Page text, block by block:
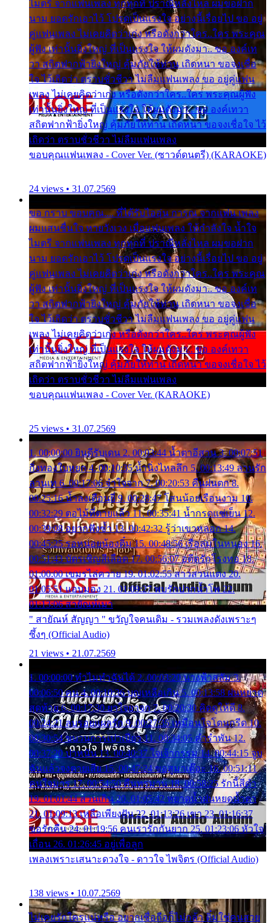
ไมตรี จากแฟนเพลง ทุกทุกที่ ปราณีหลั่งไหล ผมขอฝาก
นาม ยอดรักเอาไว้ โปรดเป็นแรงใจ อย่างนี้เรื่อยไป ขอ อยู่
คู่แฟนเพลง ไม่เคยคิดว่าเก่ง หรือดังกว่าใคร..ใคร พระคุณ
ผู้ฟัง เท่านั้นยิ่งใหญ่ ที่เป็นแรงใจ ให้ผมดังมา.. ขอ องค์เท
วา สถิตฟากฟ้ายิ่งใหญ่ คุ้มภัยให้ท่าน เถิดหนา ขอจงเชื่อ
ใจ ไว้เถิดว่า ตราบชั่วชีวา ไม่ลืมแฟนเพลง ขอ อยู่คู่แฟน
เพลง ไม่เคยคิดว่าเก่ง หรือดังกว่าใคร..ใคร พระคุณผู้ฟัง
เท่านั้นยิ่งใหญ่ ที่เป็นแรงใจ ให้ผมดังมา.. ขอ องค์เทวา
สถิตฟากฟ้ายิ่งใหญ่ คุ้มภัยให้ท่าน เถิดหนา ขอจงเชื่อใจ ไว้
เถิดว่า ตราบชั่วชีวา ไม่ลืมแฟนเพลง
ขอบคุณแฟนเพลง - Cover Ver. (ซาวด์ดนตรี) (KARAOKE)
24 views • 31.07.2569
ขอ กราบ ขอบคุณ.... ที่ได้รับไออุ่น การุณ จากแฟน เพลง
ผมแสนชื่นใจ หายวังเวง เมื่อแฟนเพลง ให้กำลังใจ น้ำใจ
ไมตรี จากแฟนเพลง ทุกทุกที่ ปราณีหลั่งไหล ผมขอฝาก
นาม ยอดรักเอาไว้ โปรดเป็นแรงใจ อย่างนี้เรื่อยไป ขอ อยู่
คู่แฟนเพลง ไม่เคยคิดว่าเก่ง หรือดังกว่าใคร..ใคร พระคุณ
ผู้ฟัง เท่านั้นยิ่งใหญ่ ที่เป็นแรงใจ ให้ผมดังมา.. ขอ องค์เท
วา สถิตฟากฟ้ายิ่งใหญ่ คุ้มภัยให้ท่าน เถิดหนา ขอจงเชื่อ
ใจ ไว้เถิดว่า ตราบชั่วชีวา ไม่ลืมแฟนเพลง ขอ อยู่คู่แฟน
เพลง ไม่เคยคิดว่าเก่ง หรือดังกว่าใคร..ใคร พระคุณผู้ฟัง
เท่านั้นยิ่งใหญ่ ที่เป็นแรงใจ ให้ผมดังมา.. ขอ องค์เทวา
สถิตฟากฟ้ายิ่งใหญ่ คุ้มภัยให้ท่าน เถิดหนา ขอจงเชื่อใจ ไว้
เถิดว่า ตราบชั่วชีวา ไม่ลืมแฟนเพลง
ขอบคุณแฟนเพลง - Cover Ver. (KARAOKE)
25 views • 31.07.2569
1. 00:00:00 ยินดีรับเดน 2. 00:03:44 น้ำตาอีสาน 3. 00:07:51
กิ่งทองใบหยก 4. 00:10:35 น้ำนิ่งไหลลึก 5. 00:13:49 ลานรัก
ลานเท 6. 00:17:06 จำใจจาก 7. 00:20:53 คืนฝนตก 8.
00:25:16 น้ำลงเดือนยี่ 9. 00:28:47 โสนน้อยเรือนงาม 10.
00:32:29 ตอไม้ที่ตายแล้ว 11. 00:35:41 น้ำกรดแช่เย็น 12.
00:39:08 อยากฟังซ้ำ 13. 00:42:32 รู้ว่าเขาหลอก 14.
00:45:25 รอหน่อยน้องติ๋ม 15. 00:48:56 เรือล่มในหนอง 16.
00:51:43 บัตรเชิญสีเลือด 17. 00:56:07 อดีตรักโรงทอ 18.
01:00:00 เขมรไล่ควาย 19. 01:02:55 สาวสวนแตง 20.
01:05:51 แอบมอง 21. 01:09:27 พบรักปากน้ำโพ 22.
01:13:06 สายัณห์เมา
" สายัณห์ สัญญา " ขวัญใจคนเดิม - รวมเพลงดังเพราะๆ
ซึ้งๆ (Official Audio)
21 views • 21.07.2569
1. 00:00:00 ทำไมทำฉันได้ 2. 00:03:20 นางฟ้าสลัม 3.
00:06:50 คน 4. 00:10:36 บุญเหลือเกิน 5. 00:13:58 ฝนหยาด
สุดท้าย 6. 00:17:30 ยาใจยาจก 7. 00:20:30 คิดดูให้ดี 8.
00:24:21 ลบรอยแผลรัก 9. 00:27:35 เหมือนใจโดนกรีด 10.
00:30:54 ขบวนการเปาเปียว 11. 00:34:05 คำรำพัน 12.
00:37:20 ปาหนัน 13. 00:40:37 ใจเจ้ากรรม 14. 00:44:15 จูบ
ฉันแล้วจงตายเสีย 15. 00:47:24 ขอสูมาเต๊อะ 16. 00:51:11
คนใจมาร 17. 00:54:50 คืนทรมาน 18. 00:58:25 รักนี้สีดำ
19. 01:01:44 ส่วนเกิน 20. 01:05:42 หยาดน้ำฝนหยดน้ำตา
21. 01:09:13 เหลือเพียงฝัน 22. 01:13:26 เขา 23. 01:16:37
ขอรักคืน 24. 01:19:56 คนเรารักกันยาก 25. 01:23:06 หัวใจ
เถื่อน 26. 01:26:45 อยู่เพื่อลูก
เพลงเพราะเสนาะดวงใจ - ดาวใจ ไพจิตร (Official Audio)
138 views • 10.07.2569
ไม่เคยรักใครแน่หรือ อยากเชื่อถือก็ไม่กล้า ติ๋มใช่คนสวย